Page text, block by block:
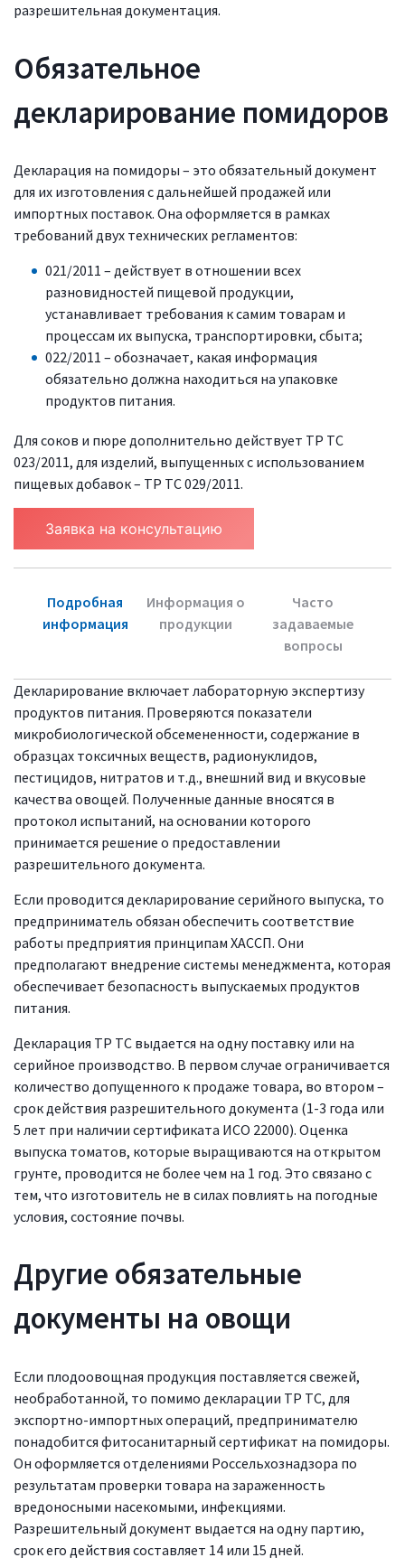
разрешительная документация.
Обязательное
декларирование помидоров
Декларация на помидоры – это обязательный документ
для их изготовления с дальнейшей продажей или
импортных поставок. Она оформляется в рамках
требований двух технических регламентов:
021/2011 – действует в отношении всех
разновидностей пищевой продукции,
устанавливает требования к самим товарам и
процессам их выпуска, транспортировки, сбыта;
022/2011 – обозначает, какая информация
обязательно должна находиться на упаковке
продуктов питания.
Для соков и пюре дополнительно действует ТР ТС
023/2011, для изделий, выпущенных с использованием
пищевых добавок – ТР ТС 029/2011.
Заявка на консультацию
Подробная
информация
Информация о
продукции
Часто
задаваемые
вопросы
Декларирование включает лабораторную экспертизу
продуктов питания. Проверяются показатели
микробиологической обсемененности, содержание в
образцах токсичных веществ, радионуклидов,
пестицидов, нитратов и т.д., внешний вид и вкусовые
качества овощей. Полученные данные вносятся в
протокол испытаний, на основании которого
принимается решение о предоставлении
разрешительного документа.
Если проводится декларирование серийного выпуска, то
предприниматель обязан обеспечить соответствие
работы предприятия принципам ХАССП. Они
предполагают внедрение системы менеджмента, которая
обеспечивает безопасность выпускаемых продуктов
питания.
Декларация ТР ТС выдается на одну поставку или на
серийное производство. В первом случае ограничивается
количество допущенного к продаже товара, во втором –
срок действия разрешительного документа (1-3 года или
5 лет при наличии сертификата ИСО 22000). Оценка
выпуска томатов, которые выращиваются на открытом
грунте, проводится не более чем на 1 год. Это связано с
тем, что изготовитель не в силах повлиять на погодные
условия, состояние почвы.
Другие обязательные
документы на овощи
Если плодоовощная продукция поставляется свежей,
необработанной, то помимо декларации ТР ТС, для
экспортно-импортных операций, предпринимателю
понадобится фитосанитарный сертификат на помидоры.
Он оформляется отделениями Россельхознадзора по
результатам проверки товара на зараженность
вредоносными насекомыми, инфекциями.
Разрешительный документ выдается на одну партию,
срок его действия составляет 14 или 15 дней.